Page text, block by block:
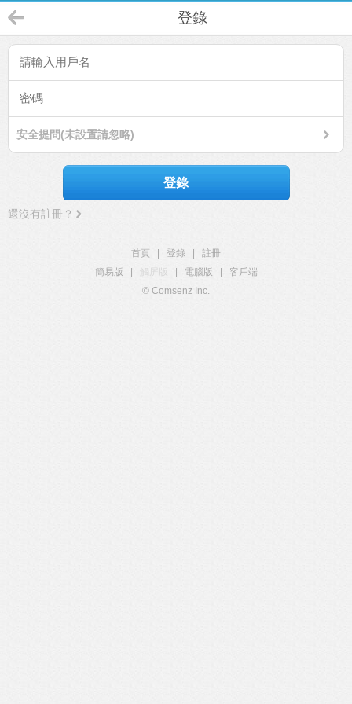
登錄
安全提問(未設置請忽略)
登錄
還沒有註冊？
首頁 登錄
註冊
簡易版
觸屏版 電腦版
客戶端
© Comsenz Inc.